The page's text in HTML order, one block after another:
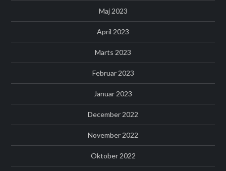
Maj 2023
April 2023
Marts 2023
Februar 2023
Januar 2023
December 2022
November 2022
Oktober 2022